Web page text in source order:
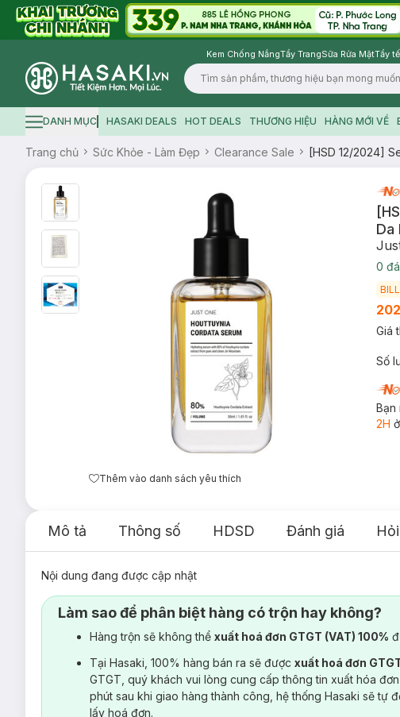
Kem Chống NắngTẩy TrangSữa Rửa MặtTẩy
Logo
Hamburger icon
DANH MỤC HASAKI DEALS HOT DEALS THƯƠNG HIỆU HÀNG MỚI VỀ
Trang chủ Sức Khỏe - Làm Đẹp Clearance Sale [HSD 12/2024]
Thêm vào danh sách yêu thích
Da
0
Giá
Số
Bạn
2H
Mô tả Thông số HDSD Đánh giá
Nội dung đang được cập nhật
Làm sao để phân biệt hàng có trộn hay không?
Hàng trộn sẽ không thể xuất hoá đơn GTGT (VAT) 100%
Tại Hasaki, 100% hàng bán ra sẽ được xuất hoá đơn
GTGT, quý khách vui lòng cung cấp thông tin xuất hóa
phút sau khi giao hàng thành công, hệ thống Hasaki sẽ tự
lấy hoá đơn.